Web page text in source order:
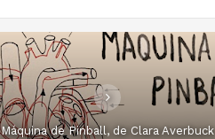
Máquina de Pinball, de Clara Averbuck